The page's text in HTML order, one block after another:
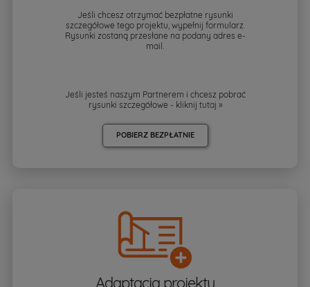
Jeśli chcesz otrzymać bezpłatne rysunki
szczegółowe tego projektu, wypełnij formularz.
Rysunki zostaną przesłane na podany adres e-
mail.
Jeśli jesteś naszym Partnerem i chcesz pobrać
rysunki szczegółowe - kliknij tutaj »
POBIERZ BEZPŁATNIE
Adaptacja projektu